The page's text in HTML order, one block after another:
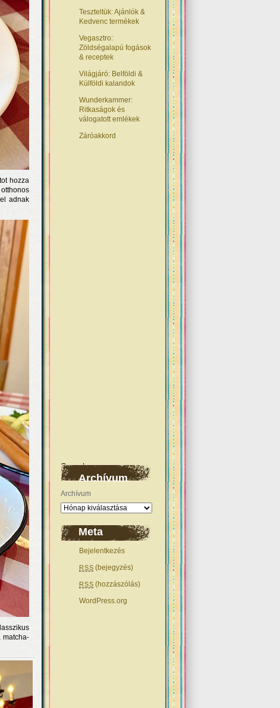
Teszteltük: Ajánlók &
Kedvenc termékek
Vegasztro:
Zöldségalapú fogások
& receptek
Világjáró: Belföldi &
Külföldi kalandok
Wunderkammer:
Ritkaságok és
válogatott emlékek
Záróakkord
Archívum
Archívum
Meta
Bejelentkezés
RSS (bejegyzés)
RSS (hozzászólás)
WordPress.org
hozza
adnak
matcha-